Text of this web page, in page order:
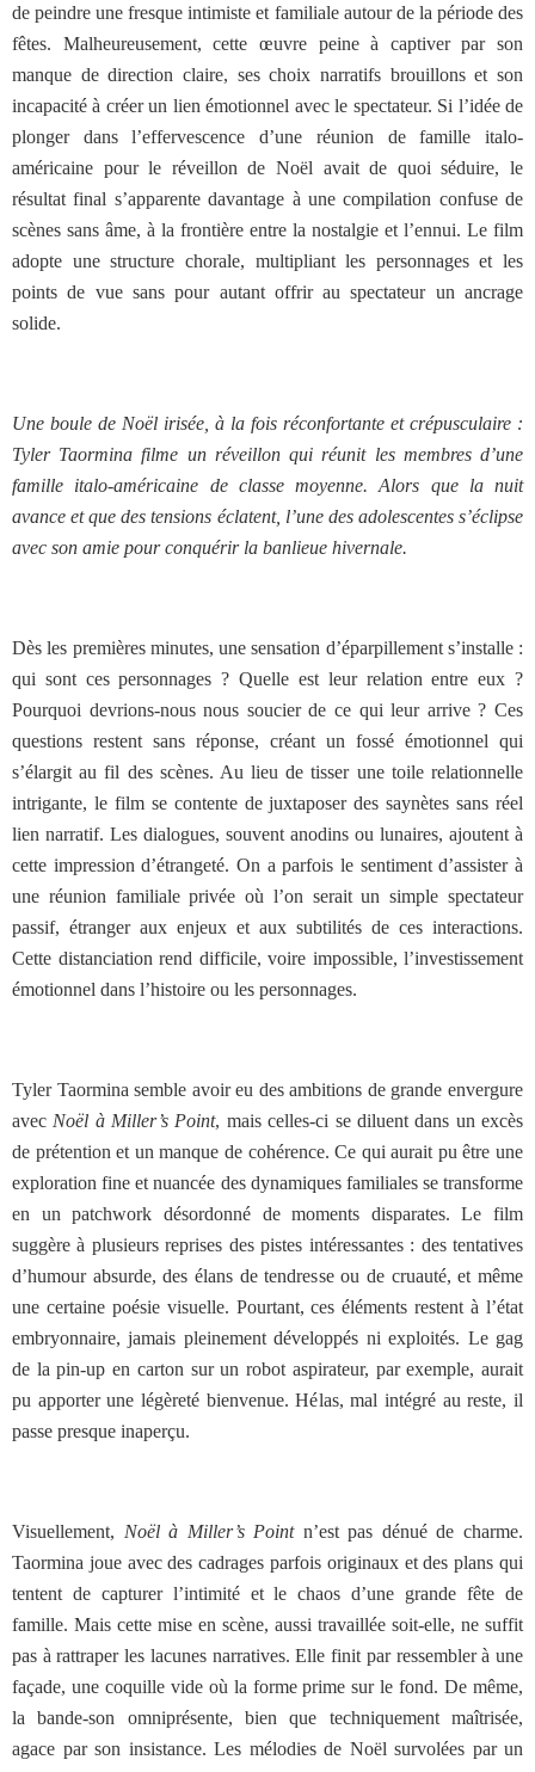
de peindre une fresque intimiste et familiale autour de la période des
fêtes. Malheureusement, cette œuvre peine à captiver par son
manque de direction claire, ses choix narratifs brouillons et son
incapacité à créer un lien émotionnel avec le spectateur. Si l’idée de
plonger dans l’effervescence d’une réunion de famille italo-
américaine pour le réveillon de Noël avait de quoi séduire, le
résultat final s’apparente davantage à une compilation confuse de
scènes sans âme, à la frontière entre la nostalgie et l’ennui. Le film
adopte une structure chorale, multipliant les personnages et les
points de vue sans pour autant offrir au spectateur un ancrage
solide.
Une boule de Noël irisée, à la fois réconfortante et crépusculaire :
Tyler Taormina filme un réveillon qui réunit les membres d’une
famille italo-américaine de classe moyenne. Alors que la nuit
avance et que des tensions éclatent, l’une des adolescentes s’éclipse
avec son amie pour conquérir la banlieue hivernale.
Dès les premières minutes, une sensation d’éparpillement s’installe :
qui sont ces personnages ? Quelle est leur relation entre eux ?
Pourquoi devrions-nous nous soucier de ce qui leur arrive ? Ces
questions restent sans réponse, créant un fossé émotionnel qui
s’élargit au fil des scènes. Au lieu de tisser une toile relationnelle
intrigante, le film se contente de juxtaposer des saynètes sans réel
lien narratif. Les dialogues, souvent anodins ou lunaires, ajoutent à
cette impression d’étrangeté. On a parfois le sentiment d’assister à
une réunion familiale privée où l’on serait un simple spectateur
passif, étranger aux enjeux et aux subtilités de ces interactions.
Cette distanciation rend difficile, voire impossible, l’investissement
émotionnel dans l’histoire ou les personnages.
Tyler Taormina semble avoir eu des ambitions de grande envergure
avec Noël à Miller’s Point, mais celles-ci se diluent dans un excès
de prétention et un manque de cohérence. Ce qui aurait pu être une
exploration fine et nuancée des dynamiques familiales se transforme
en un patchwork désordonné de moments disparates. Le film
suggère à plusieurs reprises des pistes intéressantes : des tentatives
d’humour absurde, des élans de tendresse ou de cruauté, et même
une certaine poésie visuelle. Pourtant, ces éléments restent à l’état
embryonnaire, jamais pleinement développés ni exploités. Le gag
de la pin-up en carton sur un robot aspirateur, par exemple, aurait
pu apporter une légèreté bienvenue. Hélas, mal intégré au reste, il
passe presque inaperçu.
Visuellement, Noël à Miller’s Pointn’est pas dénué de charme.
Taormina joue avec des cadrages parfois originaux et des plans qui
tentent de capturer l’intimité et le chaos d’une grande fête de
famille. Mais cette mise en scène, aussi travaillée soit-elle, ne suffit
pas à rattraper les lacunes narratives. Elle finit par ressembler à une
façade, une coquille vide où la forme prime sur le fond. De même,
la bande-son omniprésente, bien que techniquement maîtrisée,
agace par son insistance. Les mélodies de Noël survolées par un